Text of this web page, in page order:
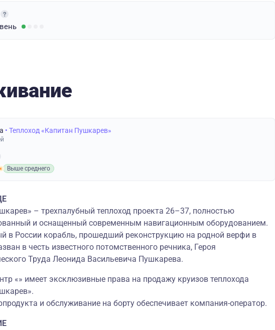
• Теплоход «Капитан Пушкарев»
Выше среднего
– трехпалубный теплоход проекта 26–37, полностью
и оснащенный современным навигационным оборудованием.
в России корабль, прошедший реконструкцию на родной верфи в
в честь известного потомственного речника, Героя
Труда Леонида Васильевича Пушкарева.
«» имеет эксклюзивные права на продажу круизов теплохода
и обслуживание на борту обеспечивает компания-оператор.